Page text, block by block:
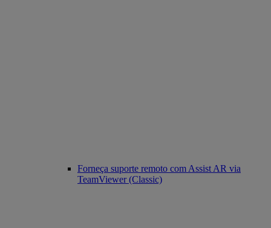
Forneça suporte remoto com Assist AR via
TeamViewer (Classic)